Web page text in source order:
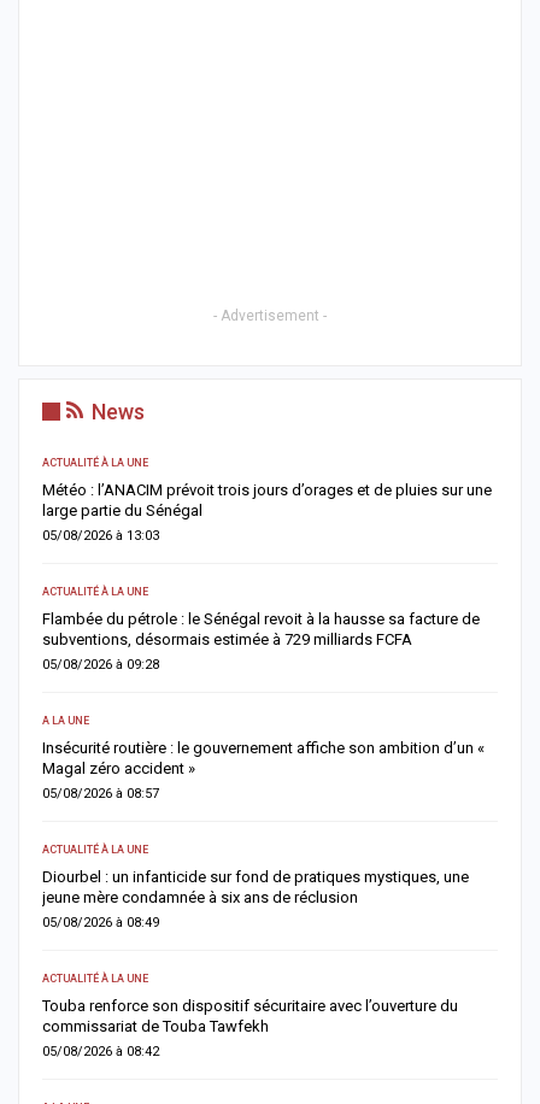
- Advertisement -
News
ACTUALITÉ À LA UNE
Météo : l’ANACIM prévoit trois jours d’orages et de pluies sur une
large partie du Sénégal
05/08/2026 à 13:03
ACTUALITÉ À LA UNE
Flambée du pétrole : le Sénégal revoit à la hausse sa facture de
subventions, désormais estimée à 729 milliards FCFA
05/08/2026 à 09:28
A LA UNE
Insécurité routière : le gouvernement affiche son ambition d’un «
Magal zéro accident »
05/08/2026 à 08:57
ACTUALITÉ À LA UNE
Diourbel : un infanticide sur fond de pratiques mystiques, une
jeune mère condamnée à six ans de réclusion
05/08/2026 à 08:49
ACTUALITÉ À LA UNE
Touba renforce son dispositif sécuritaire avec l’ouverture du
commissariat de Touba Tawfekh
05/08/2026 à 08:42